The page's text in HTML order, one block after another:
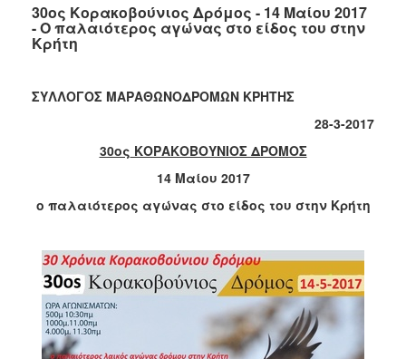
2022
2021
2019
2017
2015
2011
30ος Κορακοβούνιος Δρόμος - 14 Μαίου 2017
- Ο παλαιότερος αγώνας στο είδος του στην
Κρήτη
ΣΥΛΛΟΓΟΣ ΜΑΡΑΘΩΝΟΔΡΟΜΩΝ ΚΡΗΤΗΣ
28-3-2017
30ος ΚΟΡΑΚΟΒΟΥΝΙΟΣ ΔΡΟΜΟΣ
14 Μαίου 2017
ο παλαιότερος αγώνας στο είδος του στην Κρήτη